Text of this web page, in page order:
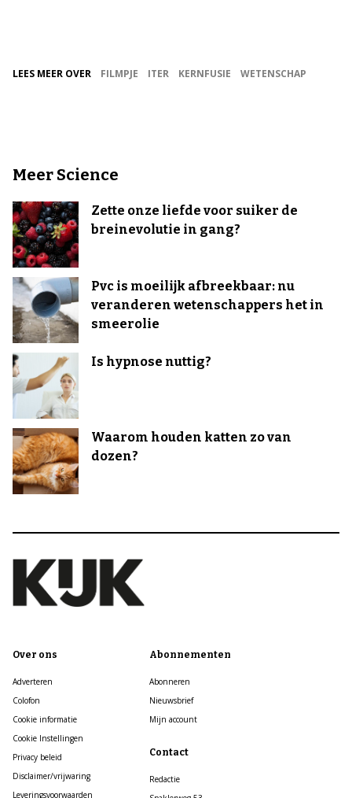
LEES MEER OVER FILMPJE ITER KERNFUSIE WETENSCHAP
Meer Science
Zette onze liefde voor suiker de
breinevolutie in gang?
Pvc is moeilijk afbreekbaar: nu
veranderen wetenschappers het in
smeerolie
Is hypnose nuttig?
Waarom houden katten zo van
dozen?
Over ons
Adverteren
Colofon
Cookie informatie
Cookie Instellingen
Privacy beleid
Disclaimer/vrijwaring
Leveringsvoorwaarden
Abonnementen
Abonneren
Nieuwsbrief
Mijn account
Contact
Redactie